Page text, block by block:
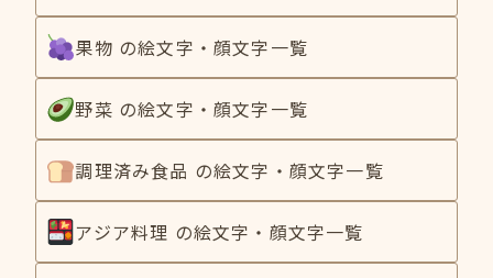
果物 の絵文字・顔文字一覧
野菜 の絵文字・顔文字一覧
調理済み食品 の絵文字・顔文字一覧
アジア料理 の絵文字・顔文字一覧